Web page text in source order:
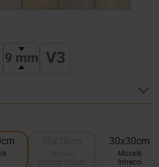
30x30cm
Mosaik
Intrecci